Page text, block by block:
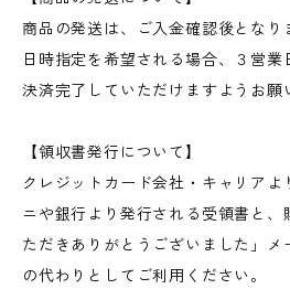
商品の発送は、ご入金確認後となり
日時指定を希望される場合、３営業
決済完了していただけますようお願
【領収書発行について】
クレジットカード会社・キャリア
ニや銀行より発行される受領書と、
ただきありがとうございました」メ
の代わりとしてご利用ください。